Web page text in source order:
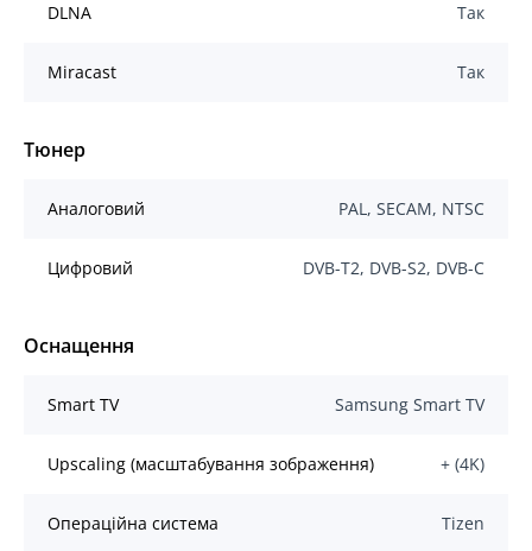
DLNA Так
Miracast Так
Тюнер
Аналоговий PAL, SECAM, NTSC
Цифровий DVB-T2, DVB-S2, DVB-C
Оснащення
Smart TV Samsung Smart TV
Upscaling (масштабування зображення) + (4K)
Операційна система Tizen